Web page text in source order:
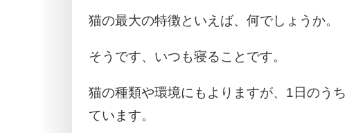
猫の最大の特徴といえば、何でしょうか。
そうです、いつも寝ることです。
猫の種類や環境にもよりますが、1日のう
ています。